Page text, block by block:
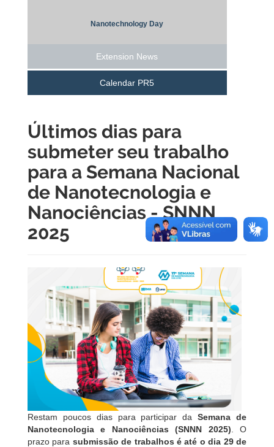
Nanotechnology Day
Extension News
Calendar PR5
Últimos dias para
submeter seu trabalho
para a Semana Nacional
de Nanotecnologia e
Nanociências - SNNN
2025
Restam poucos dias para participar daSemana de
Nanotecnologia e Nanociências (SNNN 2025) . O
prazo para submissão de trabalhos é até o dia 29 de